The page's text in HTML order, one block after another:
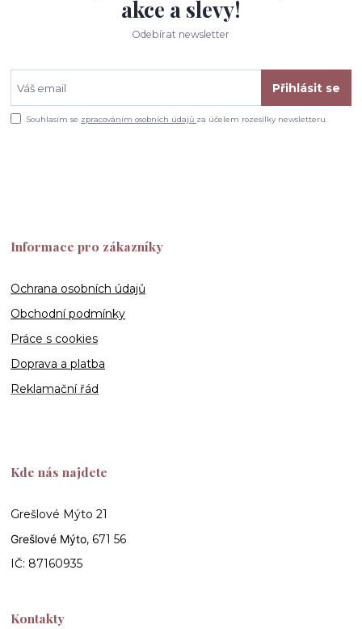
akce a slevy!
Odebírat newsletter
Přihlásit se
Souhlasím se zpracováním osobních údajů za účelem rozesílky newsletteru.
Informace pro zákazníky
Ochrana osobních údajů
Obchodní podmínky
Práce s cookies
Doprava a platba
Reklamační řád
Kde nás najdete
Grešlové Mýto 21
Grešlové Mýto, 671 56
IČ: 87160935
Kontakty